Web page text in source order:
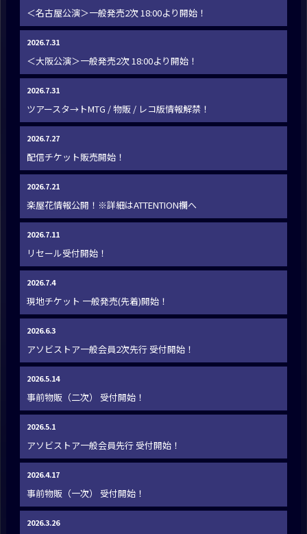
＜名古屋公演＞一般発売2次 18:00より開始！
2026.7.31
＜大阪公演＞一般発売2次 18:00より開始！
2026.7.31
ツアースタ→トMTG / 物販 / レコ版情報解禁！
2026.7.27
配信チケット販売開始！
2026.7.21
楽屋花情報公開！※詳細はATTENTION欄へ
2026.7.11
リセール受付開始！
2026.7.4
現地チケット 一般発売(先着)開始！
2026.6.3
アソビストア一般会員2次先行 受付開始！
2026.5.14
事前物販（二次） 受付開始！
2026.5.1
アソビストア一般会員先行 受付開始！
2026.4.17
事前物販（一次） 受付開始！
2026.3.26